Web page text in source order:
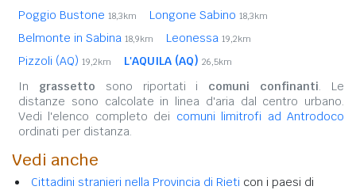
Poggio Bustone 18,3km Longone Sabino 18,3km
Belmonte in Sabina 18,9km Leonessa 19,2km
Pizzoli (AQ) 19,2km L'AQUILA (AQ) 26,5km
In grassetto sono riportati i comuni confinanti. Le
distanze sono calcolate in linea d'aria dal centro urbano.
Vedi l'elenco completo dei comuni limitrofi ad Antrodoco
ordinati per distanza.
Vedi anche
Cittadini stranieri nella Provincia di Rieti con i paesi di